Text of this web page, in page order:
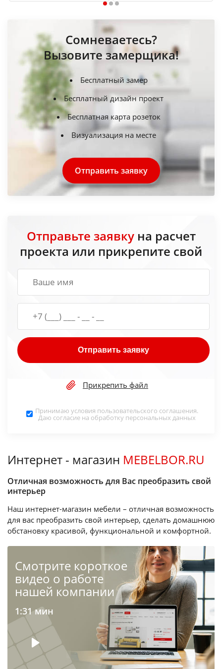
1 2 3
Сомневаетесь?
Вызовите замерщика!
Бесплатный замер
Бесплатный дизайн проект
Бесплатная карта розеток
Визуализация на месте
Отправить заявку
Отправьте заявкуна расчет
проекта или прикрепите свой
Отправить заявку
Прикрепить файл
Принимаю условия пользовательского соглашения.
Даю согласие на обработку персональных данных
Интернет - магазин MEBELBOR.RU
Отличная возможность для Вас преобразить свой
интерьер
Наш интернет-магазин мебели – отличная возможность
для вас преобразить свой интерьер, сделать домашнюю
обстановку красивой, функциональной и комфортной.
Cмотрите короткое
видео о работе
нашей компании
1:31 мин